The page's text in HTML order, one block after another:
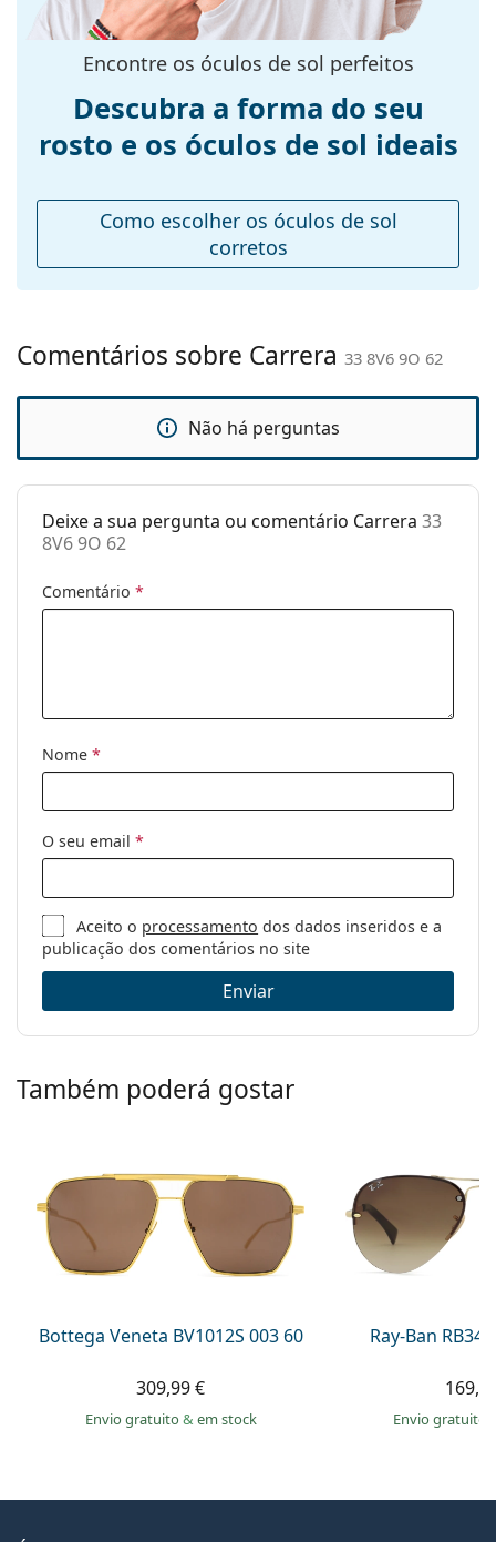
armação:
Tamanhos:
M
óculos:
140 mm
Ponte:
11 mm
150 g
Não
Acessórios
Estojo:
Sim
limpeza:
Sim
Outros
Género:
Homem
Marca:
Encontre os óculos de sol perfeitos
Descubra a forma do seu
rosto e os óculos de sol ideais
Como escolher os óculos de sol
corretos
Comentários sobre Carrera 33 8V6 9O 62
Não há perguntas
Deixe a sua pergunta ou comentário Carrera 33
8V6 9O 62
Comentário *
Nome *
O seu email *
Aceito o processamento dos dados inseridos e a
publicação dos comentários no site
Enviar
Também poderá gostar
Bottega Veneta BV1012S 003 60
309,99 €
Envio gratuito& em stock
Ray-Ban
Envio gratuito